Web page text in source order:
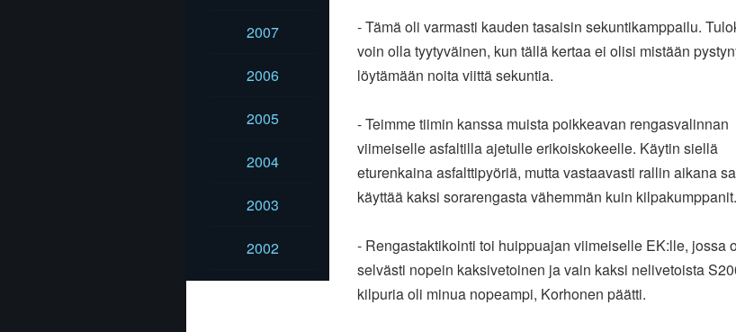
2007
2006
2005
2004
2003
2002
- Tämä oli varmasti kauden tasaisin sekuntikamppailu.
voin olla tyytyväinen, kun tällä kertaa ei olisi mistään
löytämään noita viittä sekuntia.
- Teimme tiimin kanssa muista poikkeavan rengasvalinnan
viimeiselle asfaltilla ajetulle erikoiskokeelle. Käytin siellä
eturenkaina asfalttipyöriä, mutta vastaavasti rallin aikana
käyttää kaksi sorarengasta vähemmän kuin kilpakumppanit.
- Rengastaktikointi toi huippuajan viimeiselle EK:lle, jossa
selvästi nopein kaksivetoinen ja vain kaksi nelivetoista
kilpuria oli minua nopeampi, Korhonen päätti.